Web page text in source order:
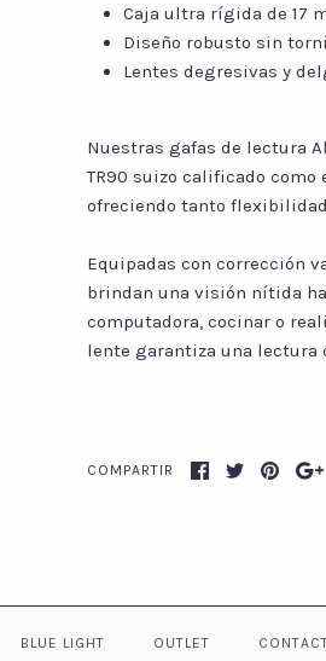
Caja ultra rígida de 17
Diseño robusto sin
Lentes degresivas y
Nuestras gafas de lectura
TR90 suizo calificado
ofreciendo tanto
Equipadas con corrección
brindan una visión nítida
computadora, cocinar o
lente garantiza una lectura
COMPARTIR
BLUE LIGHT OUTLET